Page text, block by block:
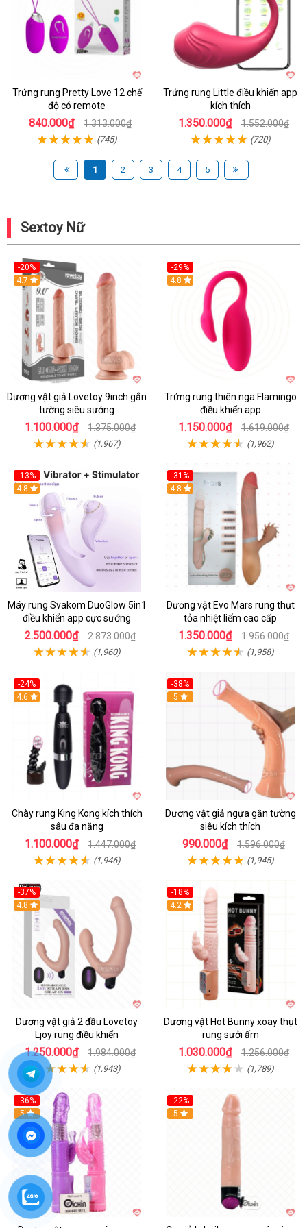
Trứng rung Pretty Love 12 chế
độ có remote
840.000₫ 1.313.000₫
(745)
Trứng rung Little điều khiển app
kích thích
1.350.000₫ 1.552.000₫
(720)
1 2 3 4 5
Sextoy Nữ
-20%
Hot
4.7
Dương vật giả Lovetoy 9inch gắn
tường siêu sướng
1.100.000₫ 1.375.000₫
(1,967)
-29%
Hot
4.8
Trứng rung thiên nga Flamingo
điều khiển app
1.150.000₫ 1.619.000₫
(1,962)
-13%
4.8
Máy rung Svakom DuoGlow 5in1
điều khiển app cực sướng
2.500.000₫ 2.873.000₫
(1,960)
-31%
4.8
Dương vật Evo Mars rung thụt
tỏa nhiệt liếm cao cấp
1.350.000₫ 1.956.000₫
(1,958)
-24%
4.6
Chày rung King Kong kích thích
sâu đa năng
1.100.000₫ 1.447.000₫
(1,946)
-38%
Hot
5
Dương vật giả ngựa gắn tường
siêu kích thích
990.000₫ 1.596.000₫
(1,945)
-37%
Hot
4.8
Dương vật giả 2 đầu Lovetoy
Ljoy rung điều khiển
1.250.000₫ 1.984.000₫
(1,943)
-18%
Hot
4.2
Dương vật Hot Bunny xoay thụt
rung sưởi ấm
1.030.000₫ 1.256.000₫
(1,789)
-36%
Hot
5
-22%
Hot
5